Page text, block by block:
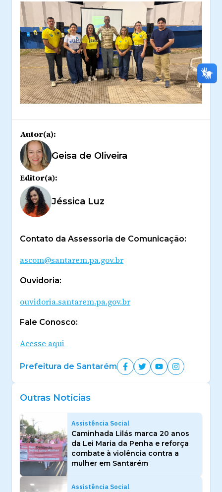
Autor(a):
Geisa de Oliveira
Editor(a):
Jéssica Luz
Contato da Assessoria de Comunicação:
ascom@santarem.pa.gov.br
Ouvidoria:
ouvidoria.santarem.pa.gov.br
Fale Conosco:
Acesse aqui
Prefeitura de Santarém
Outras Notícias
Assistência Social
Caminhada Lilás marca 20 anos
da Lei Maria da Penha e reforça
combate à violência contra a
mulher em Santarém
Assistência Social